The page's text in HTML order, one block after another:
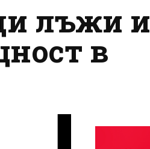
лъжи и
в